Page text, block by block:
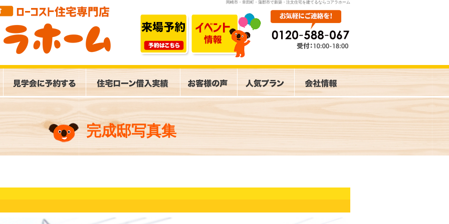
岡崎市・幸田町・蒲郡市で新築・注文住宅を建てるならコアラホーム
完成邸写真集